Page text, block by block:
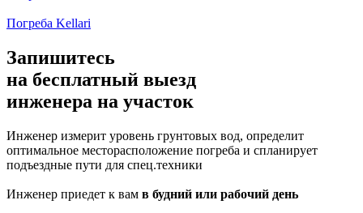
Погреба Kellari
Запишитесь
на бесплатный выезд
инженера на участок
Инженер измерит уровень грунтовых вод, определит
оптимальное месторасположение погреба и спланирует
подъездные пути для спец.техники
Инженер приедет к вам в будний или рабочий день